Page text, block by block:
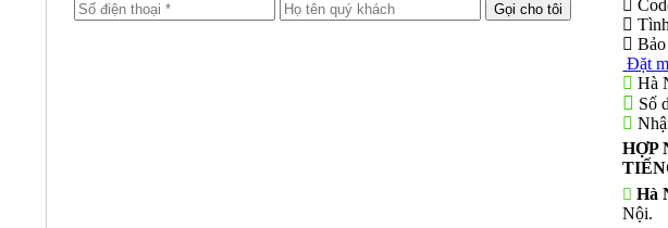
Bảo
Đặt
Hà
Số
HỢP
Hà
Nội.